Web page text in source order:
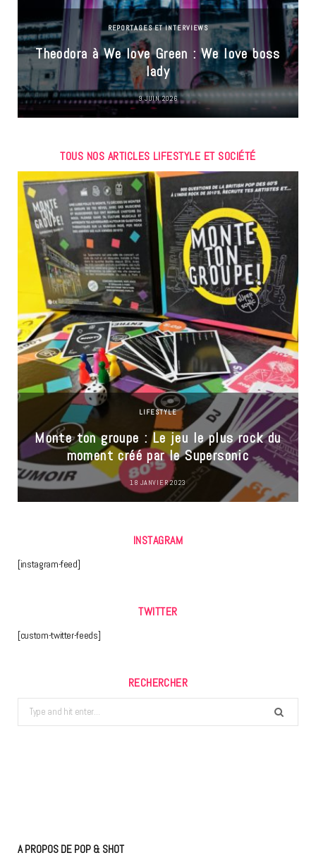
REPORTAGES ET INTERVIEWS
Theodora à We love Green : We love boss
lady
9 JUIN 2026
TOUS NOS ARTICLES LIFESTYLE ET SOCIÉTÉ
LIFESTYLE
Monte ton groupe : Le jeu le plus rock du
moment créé par le Supersonic
18 JANVIER 2023
INSTAGRAM
[instagram-feed]
TWITTER
[custom-twitter-feeds]
RECHERCHER
Search
for:
A PROPOS DE POP & SHOT